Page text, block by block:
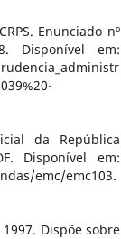
Enunciado nº
Disponível em:
da República
Disponível em:
emc/emc103.
1997. Dispõe sobre